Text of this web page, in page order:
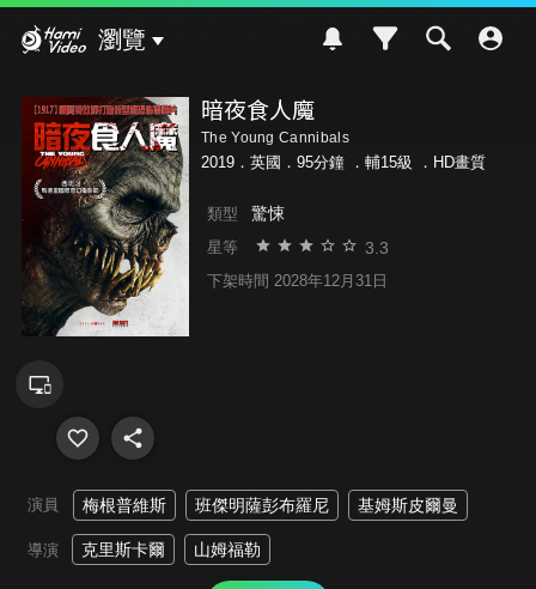
瀏覽
暗夜食人魔
The Young Cannibals
2019．英國．95分鐘 ． 輔15級 ．HD畫質
類型 驚悚
星等 3.3
下架時間 2028年12月31日
演員 梅根普維斯 班傑明薩彭布羅尼 基姆斯皮爾曼
導演 克里斯卡爾 山姆福勒